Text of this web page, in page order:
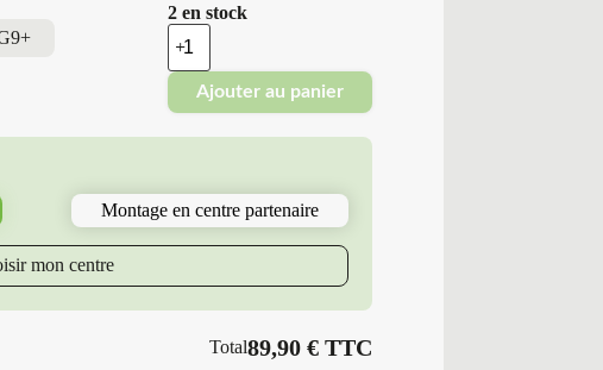
2 en stock
quantité
de
Good
Year
-
Pneus
195/60R15
88
Ajouter au panier
Montage en centre partenaire
mon centre
Total89,90 €TTC